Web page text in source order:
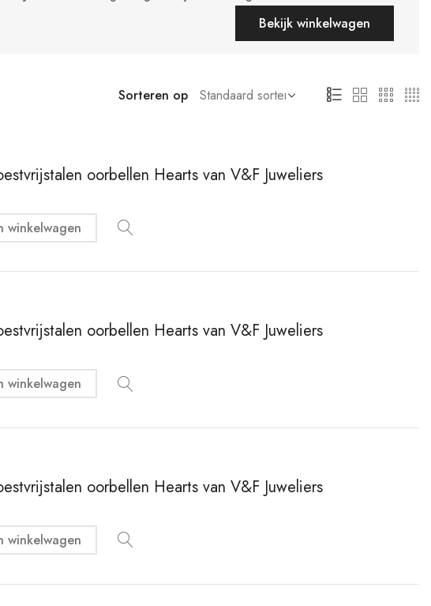
Bekijk winkelwagen
Sorteren op
oorbellen Hearts van V&F Juweliers
winkelwagen
oorbellen Hearts van V&F Juweliers
winkelwagen
oorbellen Hearts van V&F Juweliers
winkelwagen